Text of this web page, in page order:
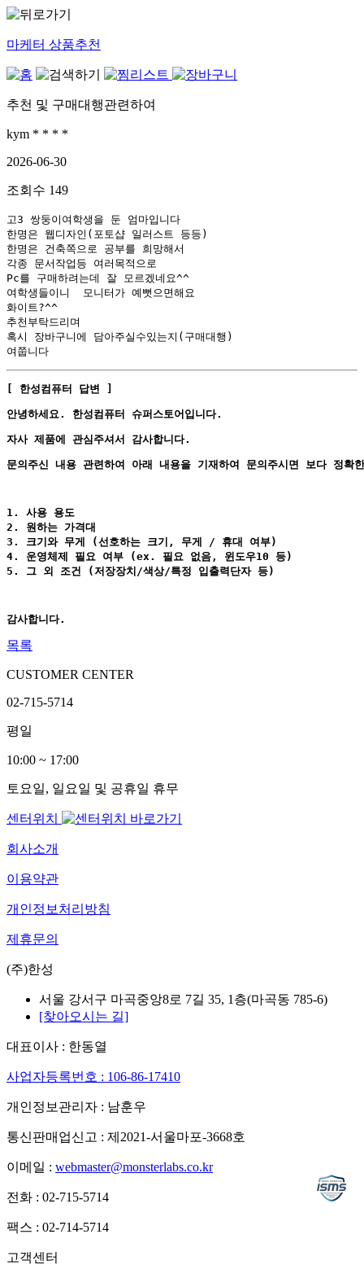
마케터 상품추천
추천 및 구매대행관련하여
kym * * * *
2026-06-30
조회수 149
고3 쌍둥이여학생을 둔 엄마입니다
한명은 웹디자인(포토샵 일러스트 등등)
한명은 건축쪽으로 공부를 희망해서
각종 문서작업등 여러목적으로
Pc를 구매하려는데 잘 모르겠네요^^
여학생들이니  모니터가 예뻣으면해요
화이트?^^
추천부탁드리며
혹시 장바구니에 담아주실수있는지(구매대행)
여쭙니다
[ 한성컴퓨터 답변 ]
안녕하세요. 한성컴퓨터 슈퍼스토어입니다.
자사 제품에 관심주셔서 감사합니다.
문의주신 내용 관련하여 아래 내용을 기재하여 문의주시면 보다 정확
1. 사용 용도
2. 원하는 가격대
3. 크기와 무게 (선호하는 크기, 무게 / 휴대 여부)
4. 운영체제 필요 여부 (ex. 필요 없음, 윈도우10 등)
5. 그 외 조건 (저장장치/색상/특정 입출력단자 등)
감사합니다.
목록
CUSTOMER CENTER
02-715-5714
평일
10:00 ~ 17:00
토요일, 일요일 및 공휴일 휴무
센터위치
회사소개
이용약관
개인정보처리방침
제휴문의
(주)한성
서울 강서구 마곡중앙8로 7길 35, 1층(마곡동 785-6)
[찾아오시는 길]
대표이사 : 한동열
사업자등록번호 : 106-86-17410
개인정보관리자 : 남훈우
통신판매업신고 : 제2021-서울마포-3668호
이메일 : webmaster@monsterlabs.co.kr
전화 : 02-715-5714
팩스 : 02-714-5714
고객센터